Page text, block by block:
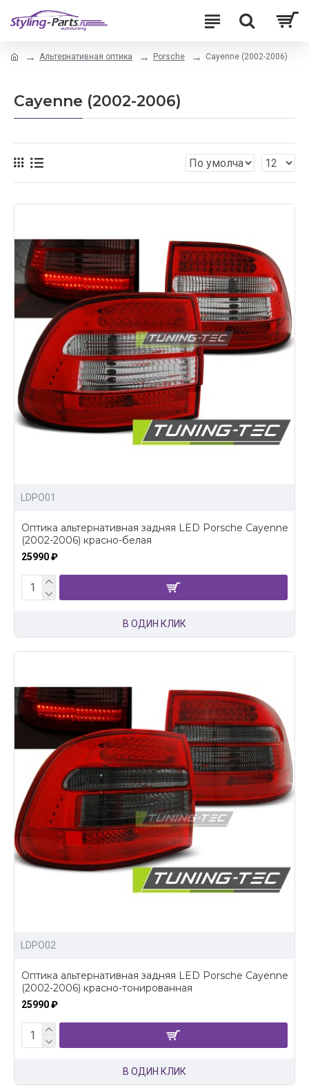
Альтернативная оптика Porsche Cayenne (2002-2006)
Cayenne (2002-2006)
LDPO01
Оптика альтернативная задняя LED Porsche Cayenne
(2002-2006) красно-белая
25990 ₽
В ОДИН КЛИК
LDPO02
Оптика альтернативная задняя LED Porsche Cayenne
(2002-2006) красно-тонированная
25990 ₽
В ОДИН КЛИК